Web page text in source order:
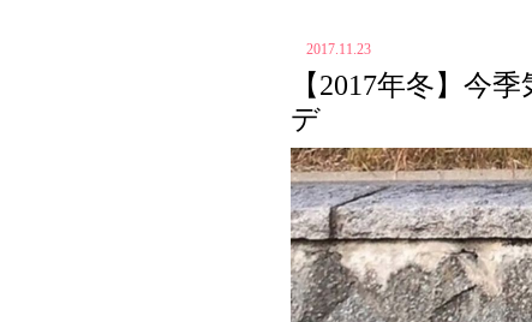
2017.11.23
【2017年冬】今
デ